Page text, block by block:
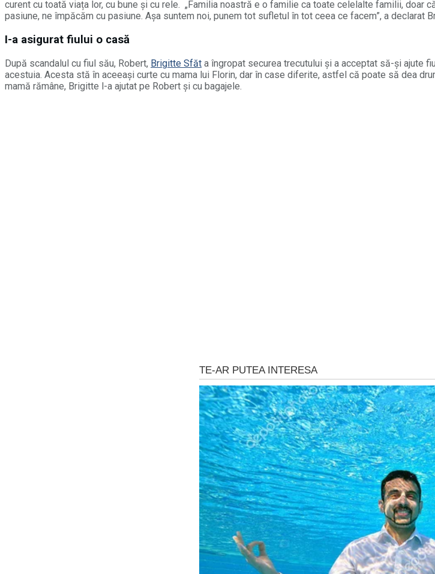
curent cu toată viața lor, cu bune și cu rele. „Familia noastră e o familie ca toate celelalte familii, doar
pasiune, ne împăcăm cu pasiune. Așa suntem noi, punem tot sufletul în tot ceea ce facem”, a declarat
I-a asigurat fiului o casă
După scandalul cu fiul său, Robert, Brigitte Sfăt a îngropat securea trecutului și a acceptat să-și ajute
acestuia. Acesta stă în aceeași curte cu mama lui Florin, dar în case diferite, astfel că poate să dea
mamă rămâne, Brigitte l-a ajutat pe Robert și cu bagajele.